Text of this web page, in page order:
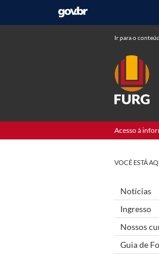
Ir para o
Acesso à
VOCÊ ESTÁ
Notícias
Ingresso
Nossos
Guia de